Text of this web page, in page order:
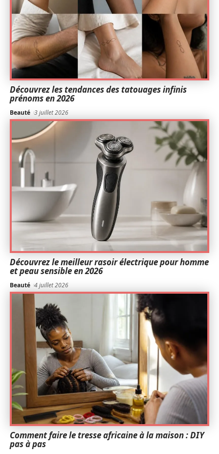
Découvrez les tendances des tatouages infinis
prénoms en 2026
Beauté 3 juillet 2026
Découvrez le meilleur rasoir électrique pour homme
et peau sensible en 2026
Beauté 4 juillet 2026
Comment faire le tresse africaine à la maison : DIY
pas à pas